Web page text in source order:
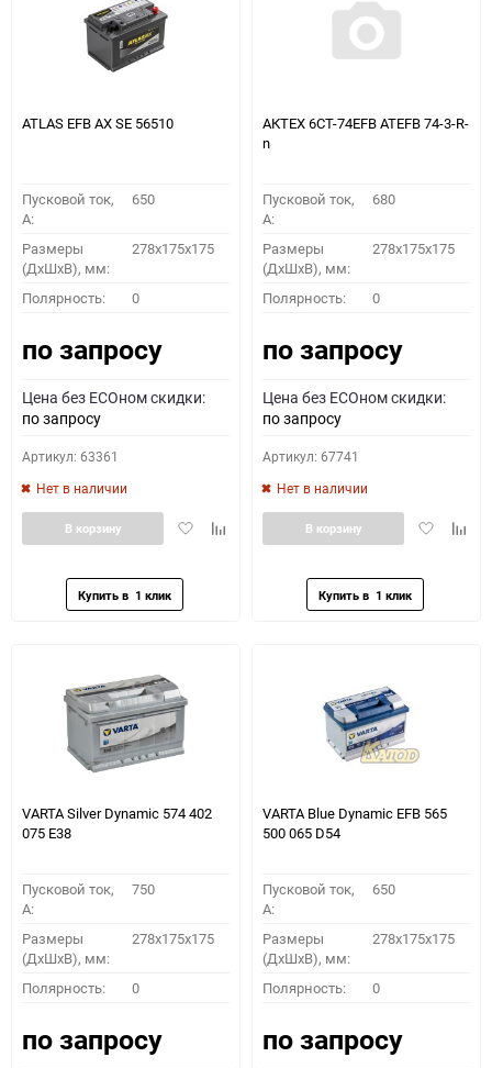
ATLAS EFB AX SE 56510
Пусковой ток,
A:
650
Размеры
(ДхШхВ), мм:
278x175x175
Полярность: 0
по запросу
Цена без ECOном скидки:
по запросу
Артикул: 63361
Нет в наличии
ДобавитьДобавить
В корзину
АКТЕХ 6СТ-74EFB ATEFB 74-3-R-
n
Пусковой ток,
A:
680
Размеры
(ДхШхВ), мм:
278x175x175
Полярность: 0
по запросу
Цена без ECOном скидки:
по запросу
Артикул: 67741
Нет в наличии
Добавить
В корзину
VARTA Silver Dynamic 574 402
075 E38
Пусковой ток,
A:
750
Размеры
(ДхШхВ), мм:
278x175x175
Полярность: 0
по запросу
VARTA Blue Dynamic EFB 565
500 065 D54
Пусковой ток,
A:
650
Размеры
(ДхШхВ), мм:
278x175x175
Полярность: 0
по запросу